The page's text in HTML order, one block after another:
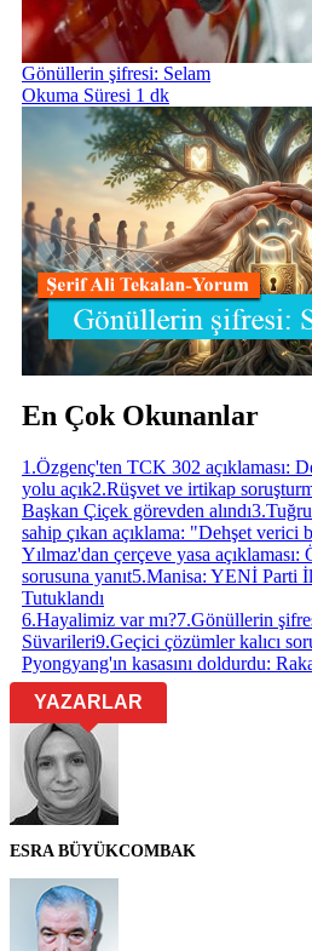
Gönüllerin şifresi: Selam
Okuma Süresi 1 dk
En Çok Okunanlar
1 .Özgenç'ten TCK 302 açıklaması:
yolu açık2.Rüşvet ve irtikap
Başkan Çiçek görevden alındı3.
sahip çıkan açıklama: "Dehşet verici
Yılmaz'dan çerçeve yasa
sorusuna yanıt5.Manisa: YENİ Parti
Tutuklandı
6.Hayalimiz var mı?7.Gönüllerin
Süvarileri9.Geçici çözümler kalıcı
Pyongyang'ın kasasını doldurdu:
YAZARLAR
ESRA BÜYÜKCOMBAK